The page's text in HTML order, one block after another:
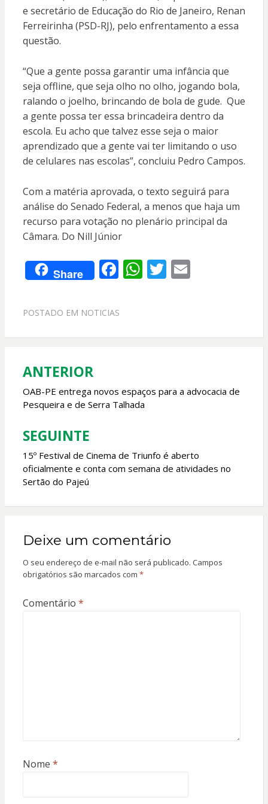
e secretário de Educação do Rio de Janeiro, Renan
Ferreirinha (PSD-RJ), pelo enfrentamento a essa
questão.
“Que a gente possa garantir uma infância que
seja offline, que seja olho no olho, jogando bola,
ralando o joelho, brincando de bola de gude. Que
a gente possa ter essa brincadeira dentro da
escola. Eu acho que talvez esse seja o maior
aprendizado que a gente vai ter limitando o uso
de celulares nas escolas”, concluiu Pedro Campos.
Com a matéria aprovada, o texto seguirá para
análise do Senado Federal, a menos que haja um
recurso para votação no plenário principal da
Câmara. Do Nill Júnior
Share F
e
o
k
W
A
p
T E
POSTADO EM NOTICIAS
Navegação
de
Post
ANTERIOR
OAB-PE entrega novos espaços para a advocacia de
Pesqueira e de Serra Talhada
SEGUINTE
15º Festival de Cinema de Triunfo é aberto
oficialmente e conta com semana de atividades no
Sertão do Pajeú
Deixe um comentário
O seu endereço de e-mail não será publicado. Campos
obrigatórios são marcados com *
Comentário *
Nome *